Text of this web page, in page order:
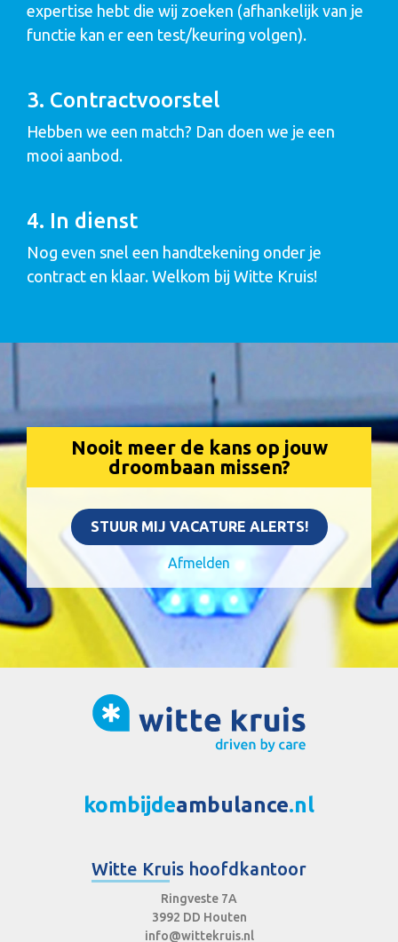
expertise hebt die wij zoeken (afhankelijk van je
functie kan er een test/keuring volgen).
3. Contractvoorstel
Hebben we een match? Dan doen we je een
mooi aanbod.
4. In dienst
Nog even snel een handtekening onder je
contract en klaar. Welkom bij Witte Kruis!
Nooit meer de kans op jouw
droombaan missen?
STUUR MIJ VACATURE ALERTS!
Afmelden
kombijdeambulance.nl
Witte Kruis hoofdkantoor
Ringveste 7A
3992 DD Houten
info@wittekruis.nl